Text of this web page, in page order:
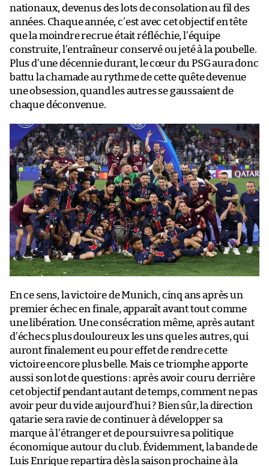
nationaux, devenus des lots de consolation au fil des
années. Chaque année, c’est avec cet objectif en tête
que la moindre recrue était réfléchie, l’équipe
construite, l’entraîneur conservé ou jeté à la poubelle.
Plus d’une décennie durant, le cœur du PSG aura donc
battu la chamade au rythme de cette quête devenue
une obsession, quand les autres se gaussaient de
chaque déconvenue.
En ce sens, la victoire de Munich, cinq ans après un
premier échec en finale, apparaît avant tout comme
une libération. Une consécration même, après autant
d’échecs plus douloureux les uns que les autres, qui
auront finalement eu pour effet de rendre cette
victoire encore plus belle. Mais ce triomphe apporte
aussi son lot de questions : après avoir couru derrière
cet objectif pendant autant de temps, comment ne pas
avoir peur du vide aujourd’hui ? Bien sûr, la direction
qatarie sera ravie de continuer à développer sa
marque à l’étranger et de poursuivre sa politique
économique autour du club. Évidemment, la bande de
Luis Enrique repartira dès la saison prochaine à la